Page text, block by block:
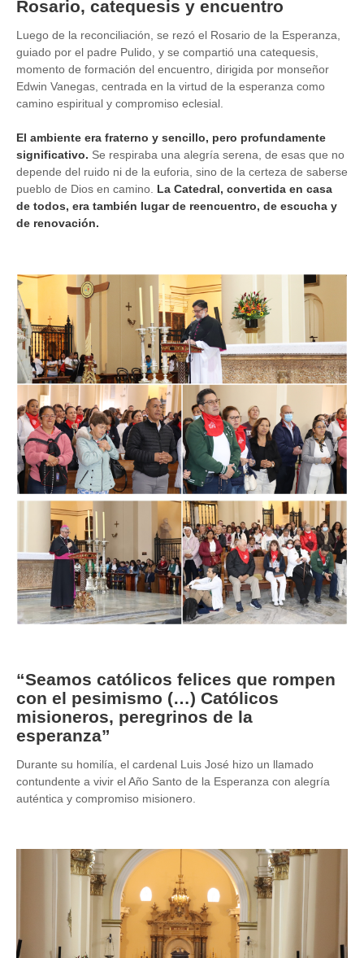
Rosario, catequesis y encuentro
Luego de la reconciliación, se rezó el Rosario de la Esperanza,
guiado por el padre Pulido, y se compartió una catequesis,
momento de formación del encuentro, dirigida por monseñor
Edwin Vanegas, centrada en la virtud de la esperanza como
camino espiritual y compromiso eclesial.
El ambiente era fraterno y sencillo, pero profundamente
significativo. Se respiraba una alegría serena, de esas que no
depende del ruido ni de la euforia, sino de la certeza de saberse
pueblo de Dios en camino. La Catedral, convertida en casa
de todos, era también lugar de reencuentro, de escucha y
de renovación.
Image
Image
“Seamos católicos felices que rompen
con el pesimismo (…) Católicos
misioneros, peregrinos de la
esperanza”
Durante su homilía, el cardenal Luis José hizo un llamado
contundente a vivir el Año Santo de la Esperanza con alegría
auténtica y compromiso misionero.